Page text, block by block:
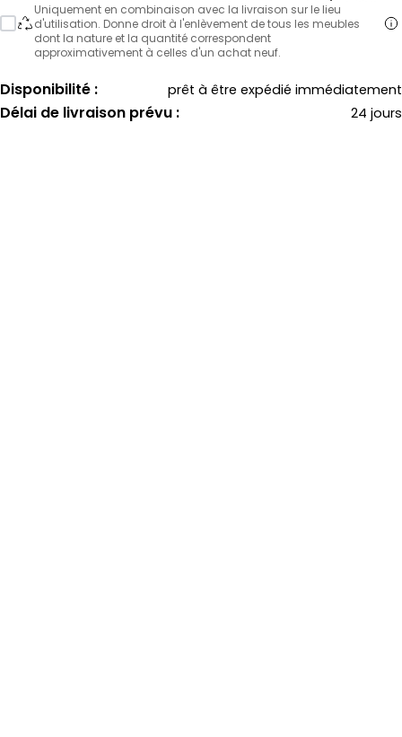
Uniquement en combinaison avec la livraison sur le lieu
d'utilisation. Donne droit à l'enlèvement de tous les meubles
dont la nature et la quantité correspondent
approximativement à celles d'un achat neuf.
Disponibilité : prêt à être expédié immédiatement
Délai de livraison prévu : 24 jours